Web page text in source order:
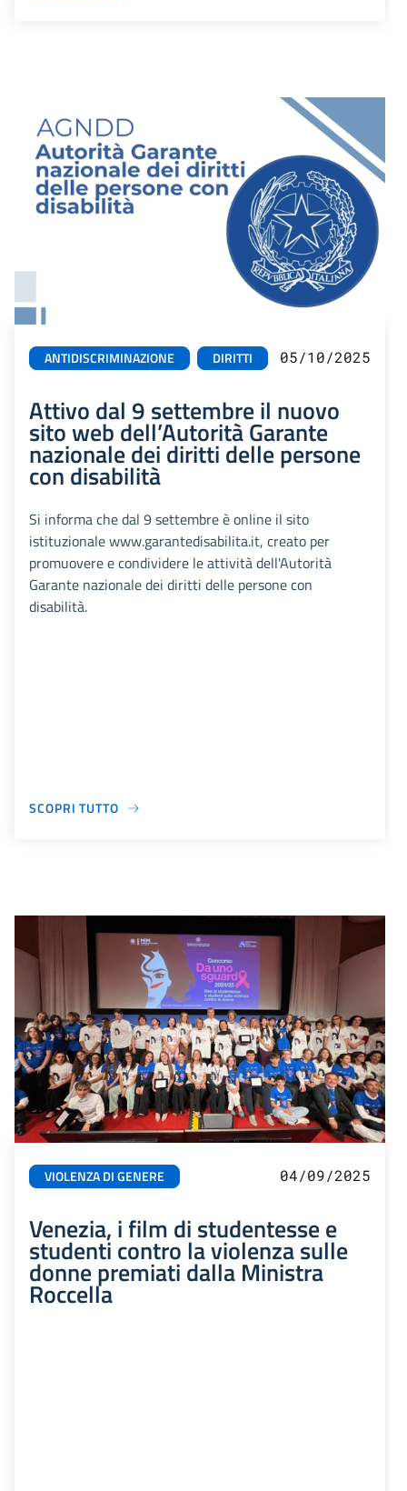
ANTIDISCRIMINAZIONE DIRITTI 05/10/2025
Attivo dal 9 settembre il nuovo
sito web dell’Autorità Garante
nazionale dei diritti delle persone
con disabilità
Si informa che dal 9 settembre è online il sito
istituzionale www.garantedisabilita.it, creato per
promuovere e condividere le attività dell'Autorità
Garante nazionale dei diritti delle persone con
disabilità.
SCOPRI TUTTO
VIOLENZA DI GENERE 04/09/2025
Venezia, i film di studentesse e
studenti contro la violenza sulle
donne premiati dalla Ministra
Roccella